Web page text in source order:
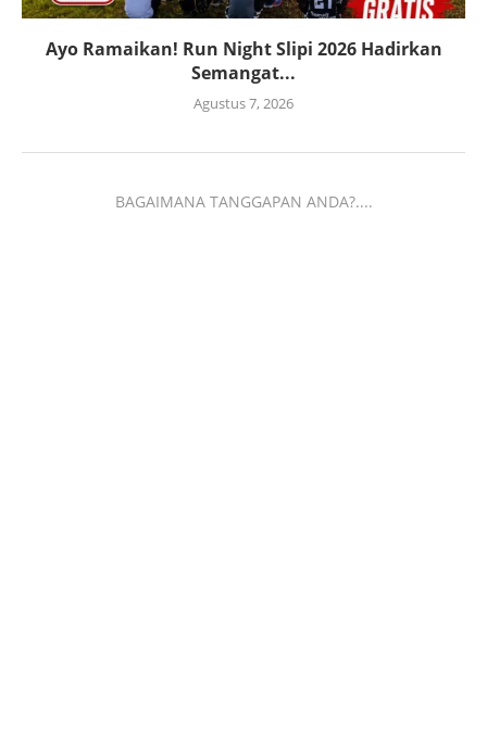
Ayo Ramaikan! Run Night Slipi 2026 Hadirkan
Semangat...
Agustus 7, 2026
BAGAIMANA TANGGAPAN ANDA?....